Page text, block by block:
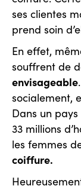
ses clientes
prend soin
En effet,
souffrent de
envisageable
socialement,
Dans un
33 millions
les femmes
coiffure.